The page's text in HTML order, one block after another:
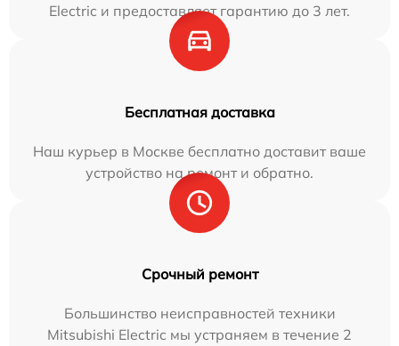
Electric и предоставляет гарантию до 3 лет.
Бесплатная доставка
Наш курьер в Москве бесплатно доставит ваше
устройство на ремонт и обратно.
Срочный ремонт
Большинство неисправностей техники
Mitsubishi Electric мы устраняем в течение 2